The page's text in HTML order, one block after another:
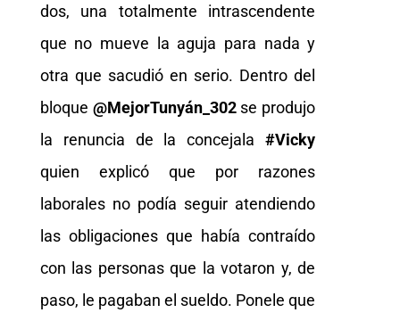
dos, una totalmente intrascendente
que no mueve la aguja para nada y
otra que sacudió en serio. Dentro del
bloque @MejorTunyán_302se produjo
la renuncia de la concejala#Vicky
quien explicó que por razones
laborales no podía seguir atendiendo
las obligaciones que había contraído
con las personas que la votaron y, de
paso, le pagaban el sueldo. Ponele que